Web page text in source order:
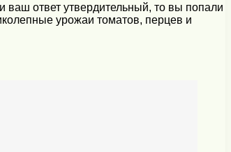
ваш ответ утвердительный, то вы попали
урожаи томатов, перцев и